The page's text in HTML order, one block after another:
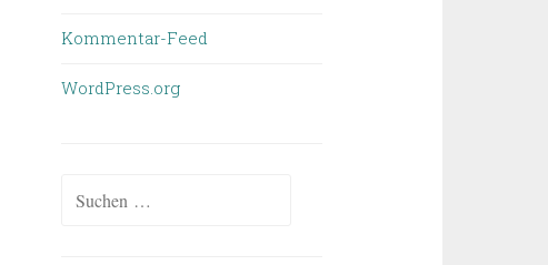
Kommentar-Feed
WordPress.org
Suchen